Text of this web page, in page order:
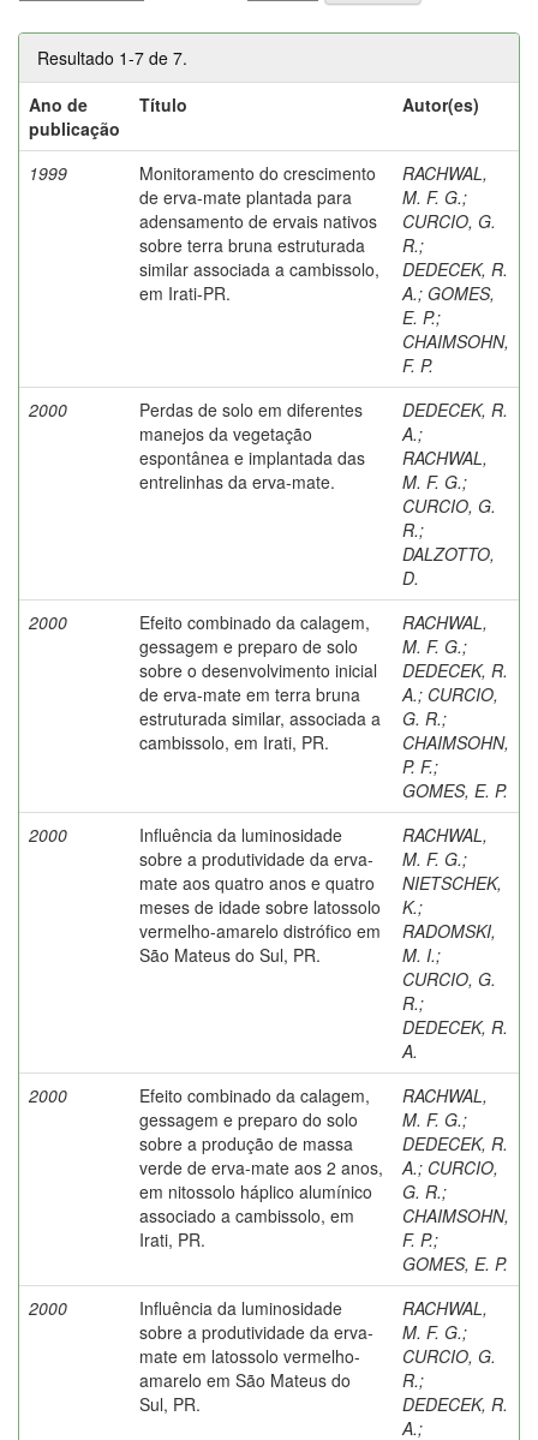
Resultado 1-7 de 7.
Ano de
publicação
Título Autor(es)
1999
Monitoramento do crescimento
de erva-mate plantada para
adensamento de ervais nativos
sobre terra bruna estruturada
similar associada a cambissolo,
em Irati-PR.
RACHWAL,
M. F. G.;
CURCIO, G.
R.;
DEDECEK, R.
A.; GOMES,
E. P.;
CHAIMSOHN,
F. P.
2000
Perdas de solo em diferentes
manejos da vegetação
espontânea e implantada das
entrelinhas da erva-mate.
DEDECEK, R.
A.;
RACHWAL,
M. F. G.;
CURCIO, G.
R.;
DALZOTTO,
D.
2000
Efeito combinado da calagem,
gessagem e preparo de solo
sobre o desenvolvimento inicial
de erva-mate em terra bruna
estruturada similar, associada a
cambissolo, em Irati, PR.
RACHWAL,
M. F. G.;
DEDECEK, R.
A.; CURCIO,
G. R.;
CHAIMSOHN,
P. F.;
GOMES, E. P.
2000
Influência da luminosidade
sobre a produtividade da erva-
mate aos quatro anos e quatro
meses de idade sobre latossolo
vermelho-amarelo distrófico em
São Mateus do Sul, PR.
RACHWAL,
M. F. G.;
NIETSCHEK,
K.;
RADOMSKI,
M. I.;
CURCIO, G.
R.;
DEDECEK, R.
A.
2000
Efeito combinado da calagem,
gessagem e preparo do solo
sobre a produção de massa
verde de erva-mate aos 2 anos,
em nitossolo háplico alumínico
associado a cambissolo, em
Irati, PR.
RACHWAL,
M. F. G.;
DEDECEK, R.
A.; CURCIO,
G. R.;
CHAIMSOHN,
F. P.;
GOMES, E. P.
2000
Influência da luminosidade
sobre a produtividade da erva-
mate em latossolo vermelho-
amarelo em São Mateus do
Sul, PR.
RACHWAL,
M. F. G.;
CURCIO, G.
R.;
DEDECEK, R.
A.;